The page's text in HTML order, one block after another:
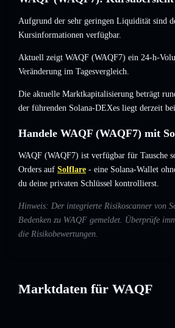
Aufgrund der sehr geringen Liquidität sind
Kursinformationen verfügbar.
Aktuell zeigt WAQF (WAQF7) ein 24-h-
Veränderung im Tagesvergleich.
Die aktuelle Marktkapitalisierung beträgt
der führenden Solana-DEXes liegt derzeit bei
Handele WAQF (WAQF7) mit
WAQF (WAQF7) ist verfügbar für Tausche
Orders auf Solflare - eine Solana-Wallet
du deine privaten Schlüssel kontrollierst.
Hinweis: Der integrierte Risikoscanner von
Bedenken zu WAQF gemeldet. Überprüfe
die Risikobewertungen.
Marktdaten für WAQF